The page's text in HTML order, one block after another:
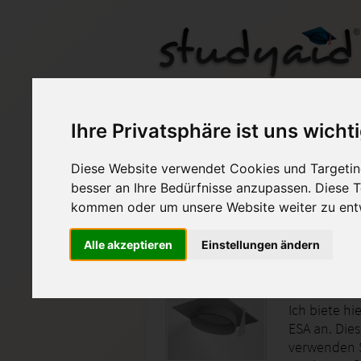
Ihre Privatsphäre ist uns
Diese Website verwendet Cookies und
besser an Ihre Bedürfnisse anzupassen. Diese
kommen oder um unsere Website weiter zu
Alle akzeptieren Einstellungen ändern
MFW01-
Auf StudyAid.de
Ich biete
ESA an.
verwenden